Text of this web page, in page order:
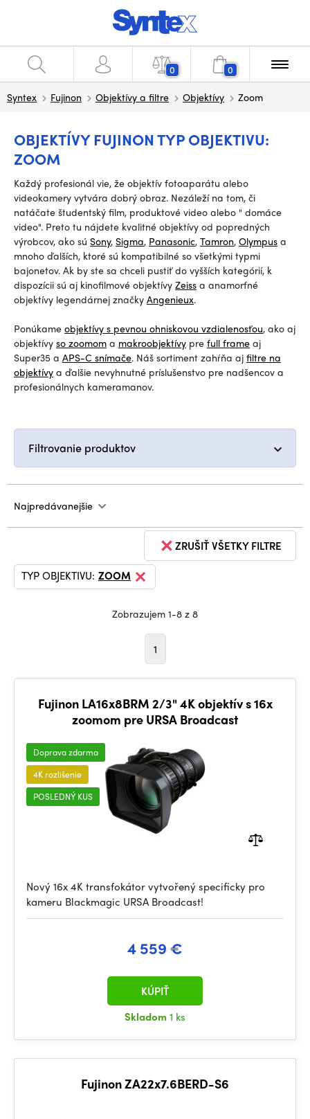
0 0
Syntex Fujinon Objektívy a filtre Objektívy Zoom
OBJEKTÍVY FUJINON TYP OBJEKTIVU:
ZOOM
Každý profesionál vie, že objektív fotoaparátu alebo
videokamery vytvára dobrý obraz. Nezáleží na tom, či
natáčate študentský film, produktové video alebo " domáce
video". Preto tu nájdete kvalitné objektívy od popredných
výrobcov, ako sú Sony, Sigma, Panasonic, Tamron, Olympus a
mnoho ďalších, ktoré sú kompatibilné so všetkými typmi
bajonetov. Ak by ste sa chceli pustiť do vyšších kategórií, k
dispozícii sú aj kinofilmové objektívy Zeiss a anamorfné
objektívy legendárnej značky Angenieux.
Ponúkame objektívy s pevnou ohniskovou vzdialenosťou, ako aj
objektívy so zoomom a makroobjektívy pre full frame aj
Super35 a APS-C snímače. Náš sortiment zahŕňa aj filtre na
objektívy a ďalšie nevyhnutné príslušenstvo pre nadšencov a
profesionálnych kameramanov.
Filtrovanie produktov
Najpredávanejšie
ZRUŠIŤ VŠETKY FILTRE
TYP OBJEKTIVU: ZOOM
Zobrazujem 1-8 z 8
1
Fujinon LA16x8BRM 2/3" 4K objektív s 16x
zoomom pre URSA Broadcast
Doprava zdarma
4K rozlišenie
POSLEDNÝ KUS
Nový 16x 4K transfokátor vytvořený specificky pro
kameru Blackmagic URSA Broadcast!
4 559 €
Skladom1 ks
KÚPIŤ
Fujinon ZA22x7.6BERD-S6